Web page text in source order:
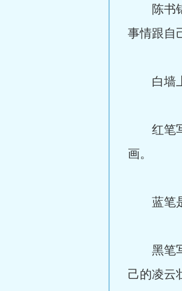
陈书锦
事情跟自
白墙上
红笔写
画。
蓝笔是
黑笔写
己的凌云